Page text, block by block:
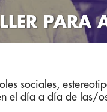
PARA
sociales,
el día a día de las/